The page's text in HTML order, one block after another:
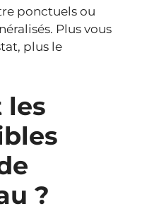
ponctuels ou
Plus vous
plus le
les
?